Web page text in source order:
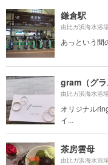
鎌倉駅
由比ガ浜海水浴
あっという間
gram（グラ
由比ガ浜海水浴
オリジナル
イ...
茶房雲母
由比ガ浜海水浴